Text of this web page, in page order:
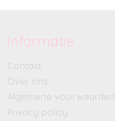
Informatie
Contact
Over ons
Algemene voorwaarden
Privacy policy